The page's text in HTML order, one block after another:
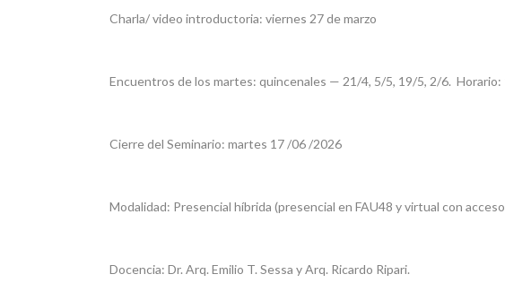
Charla/ video introductoria: viernes 27 de marzo
Encuentros de los martes: quincenales — 21/4, 5/5, 19/5, 2/6. Horario:
Cierre del Seminario: martes 17 /06 /2026
Modalidad: Presencial híbrida (presencial en FAU48 y virtual con
Docencia: Dr. Arq. Emilio T. Sessa y Arq. Ricardo Ripari.